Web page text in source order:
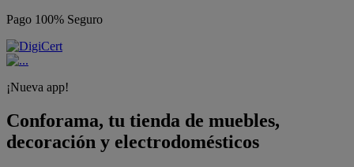
Pago 100% Seguro
¡Nueva app!
Conforama, tu tienda de muebles,
decoración y electrodomésticos